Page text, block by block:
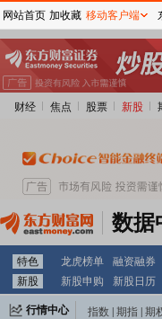
财经 焦点 股票 新股
数据
特色 龙虎榜单 融资融券
新股
新股申购 新股日历
行情中心 指数 期指 期
网站首页 加收藏 移动客户端